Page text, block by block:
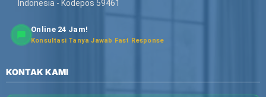
Indonesia - Kodepos 59461
Online 24 Jam!
Konsultasi Tanya Jawab Fast Response
KONTAK KAMI